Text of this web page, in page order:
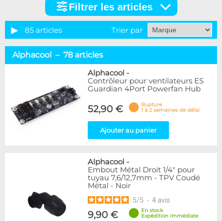
articles
Catégorie
Racks & chiller
17
Réservoirs & pompes
13
Radiateurs
13
Raccords & tuyaux
17
Liquides
2
Accessoires
78
7
Disponibilité / Promotions
Articles en stock
Articles en promotions
Filtrer les articles
85 articles Trier par
Alphacool – 78 articles
Alphacool -
Contrôleur pour ventilateurs ES
Guardian 4Port Powerfan Hub
52,90 €
Rupture
1 à 2 semaines de délai
Ajouter au panier
Alphacool -
Embout Métal Droit 1/4" pour
tuyau 7,6/12,7mm - TPV Coudé
Métal - Noir
5/5 - 4 avis
9,90 €
En stock
Expédition immédiate